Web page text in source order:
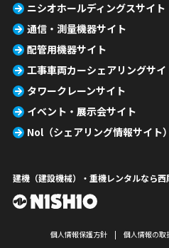
ニシオホールディングスサイト
通信・測量機器サイト
配管用機器サイト
工事車両カーシェアリングサイ
タワークレーンサイト
イベント・展示会サイト
Nol（シェアリング情報サイト）
建機（建設機械）・重機レンタルなら
個人情報保護方針 個人情報の取